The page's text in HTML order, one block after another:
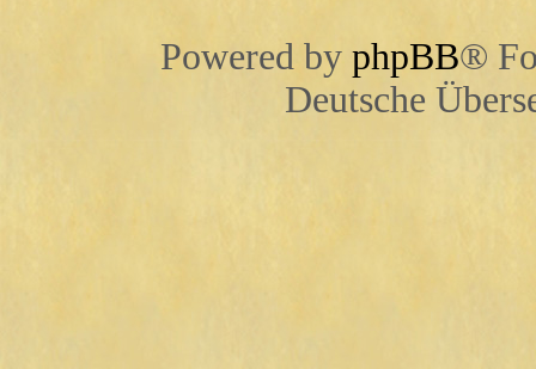
Powered by phpBB®
Deutsche